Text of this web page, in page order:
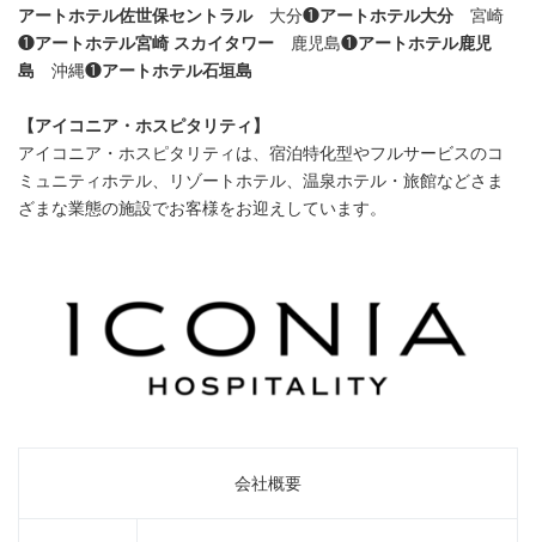
アートホテル佐世保セントラル大分❶アートホテル大分 宮崎
❶アートホテル宮崎 スカイタワー 鹿児島❶アートホテル鹿児
島 沖縄❶アートホテル石垣島
【アイコニア・ホスピタリティ】
アイコニア・ホスピタリティは、宿泊特化型やフルサービスのコ
ミュニティホテル、リゾートホテル、温泉ホテル・旅館などさま
ざまな業態の施設でお客様をお迎えしています。
会社概要